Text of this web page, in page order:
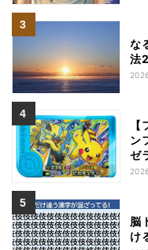
な
法
ン
ゼ
も
脳
け